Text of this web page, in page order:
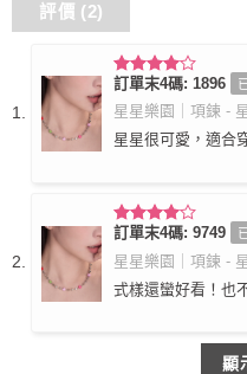
評價 (2)
評分4
滿分 5
訂單末4碼: 1896
星星樂園｜項鍊 -
星星很可愛，適合
評分4
滿分 5
訂單末4碼: 9749
星星樂園｜項鍊 -
式樣還蠻好看！也
顯